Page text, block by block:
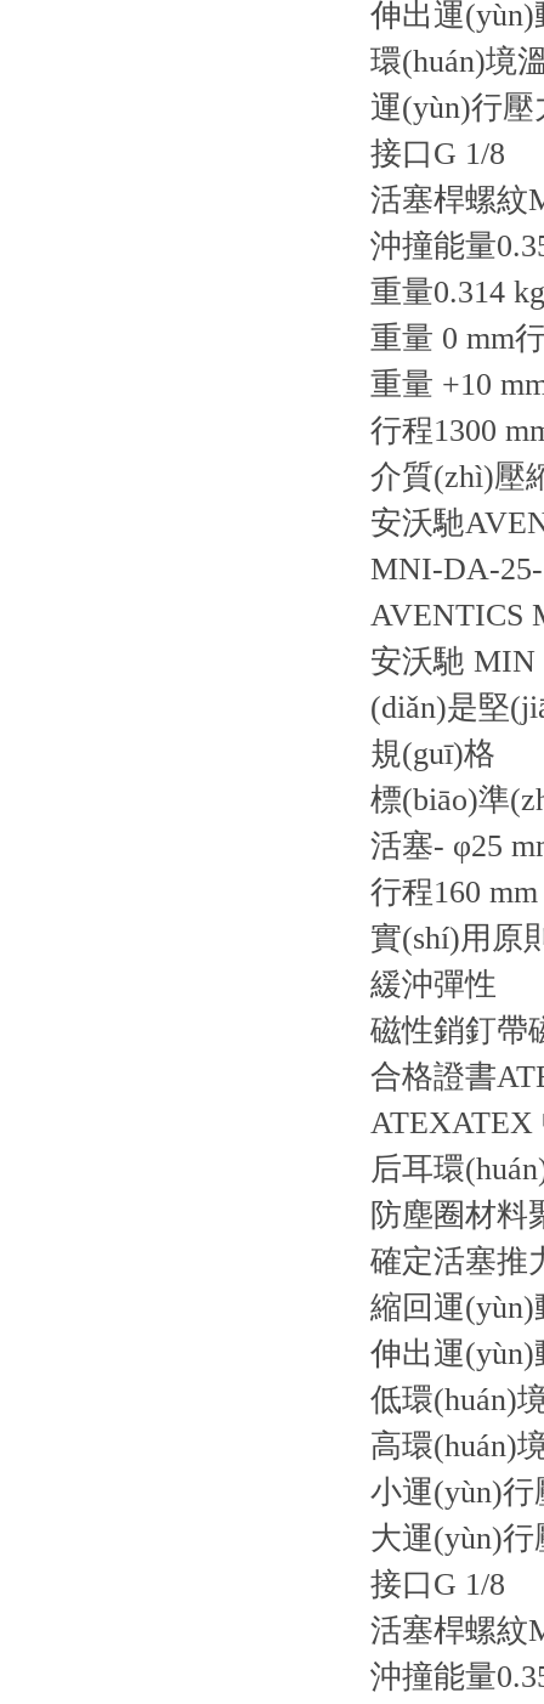
伸出運(yùn)
環(huán)境
運(yùn)行壓
接口G 1/8
活塞桿螺紋
沖撞能量
重量0.314 kg
重量 0 mm
重量 +10
行程1300
介質(zhì)壓
安沃馳
MNI-DA-25-
AVENTICS
安沃馳 MIN
(diǎn)是堅
規(guī)格
標(biāo)準
活塞- φ25
行程160 mm
實(shí)用原
緩沖彈性
磁性銷釘帶
合格證書
ATEXATEX
后耳環
防塵圈材料
確定活塞推
縮回運(yùn)
伸出運(yùn)
低環(huán)
高環(huán)
小運(yùn)行
大運(yùn)行
接口G 1/8
活塞桿螺紋
沖撞能量